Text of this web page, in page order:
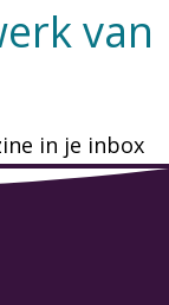
van
in je inbox